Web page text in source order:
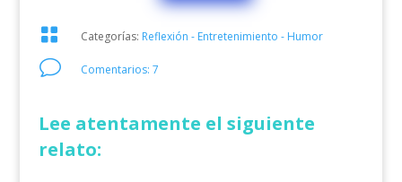
 Categorías: Reflexión - Entretenimiento - Humor
v Comentarios: 7
Lee atentamente el siguiente
relato: